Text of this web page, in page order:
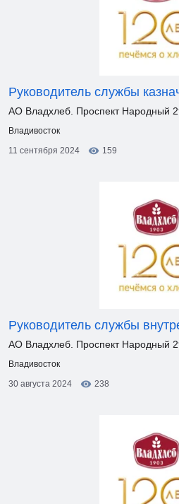
Руководитель службы
АО Владхлеб. Проспект Народный
Владивосток
11 сентября 2024
159
Руководитель службы
АО Владхлеб. Проспект Народный
Владивосток
30 августа 2024
238